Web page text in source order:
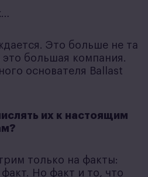
Это больше не та
это большая компания.
основателя Ballast
их к настоящим
только на факты:
факт. Но факт и то, что